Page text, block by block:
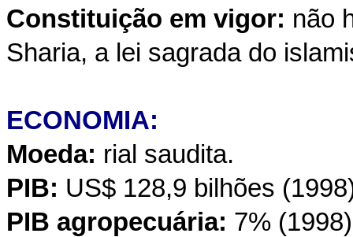
Constituição em vigor: não
Sharia, a lei sagrada do
ECONOMIA:
Moeda: rial saudita.
PIB: US$ 128,9 bilhões
PIB agropecuária: 7%